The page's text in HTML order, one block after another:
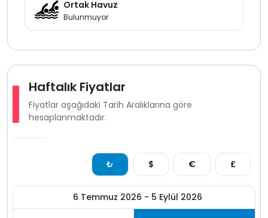
bir alternatif oluşturur.
Ortak Havuz
Bulunmuyor
Haftalık Fiyatlar
Fiyatlar aşağıdaki Tarih Aralıklarına göre
hesaplanmaktadır.
₺ $ € £
6 Temmuz 2026 - 5 Eylül 2026